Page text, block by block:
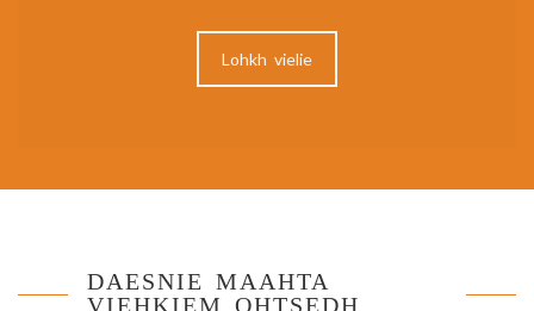
Lohkh vielie
DAESNIE MAAHTA
VIEHKIEM OHTSEDH